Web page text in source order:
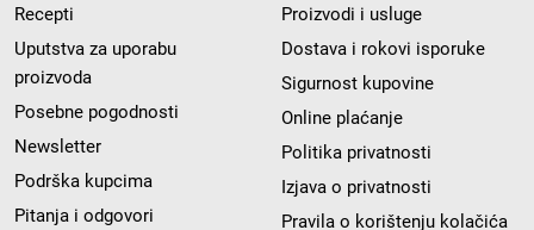
Recepti
Uputstva za uporabu
proizvoda
Posebne pogodnosti
Newsletter
Podrška kupcima
Pitanja i odgovori
Proizvodi i usluge
Dostava i rokovi isporuke
Sigurnost kupovine
Online plaćanje
Politika privatnosti
Izjava o privatnosti
Pravila o korištenju kolačića